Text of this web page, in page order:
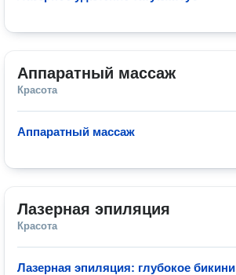
Аппаратный массаж
Красота
Аппаратный массаж
Лазерная эпиляция
Красота
Лазерная эпиляция: глубокое бикини